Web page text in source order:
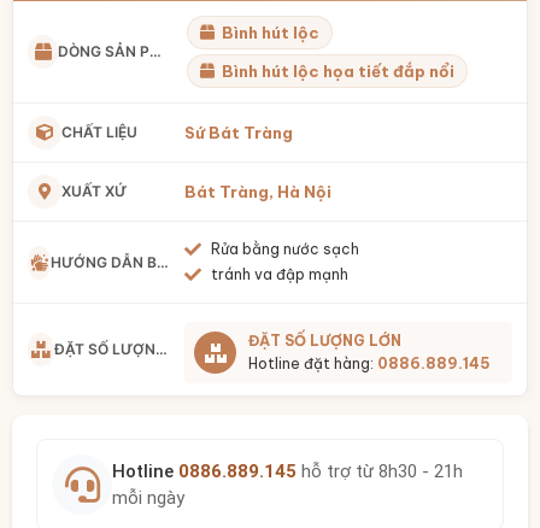
DÒNG SẢN PHẨM
Bình hút lộc
Bình hút lộc họa tiết đắp nổi
CHẤT LIỆU Sứ Bát Tràng
XUẤT XỨ Bát Tràng, Hà Nội
HƯỚNG DẪN BẢO QUẢN
Rửa bằng nước sạch
tránh va đập mạnh
ĐẶT SỐ LƯỢNG LỚN
ĐẶT SỐ LƯỢNG LỚN
Hotline đặt hàng: 0886.889.145
Hotline 0886.889.145 hỗ trợ từ 8h30 - 21h
mỗi ngày